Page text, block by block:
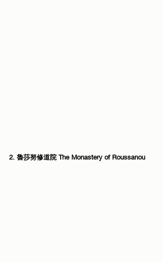
2. 魯莎努修道院 The Monastery of Roussanou